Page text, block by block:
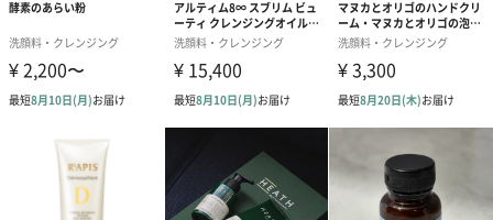
商品オプション情報
お届けボックスオプション
配送用のダンボールを装飾いたします。お相手のご住所に直接お
送りする際に人気のオプションです。お相手に直接手渡しする場
合は、紙袋との併用もおすすめです。